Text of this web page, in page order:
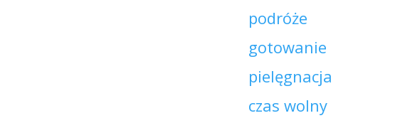
podróże
gotowanie
pielęgnacja
czas wolny